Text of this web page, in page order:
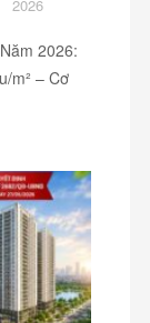
2026
2026:
m² – Cơ